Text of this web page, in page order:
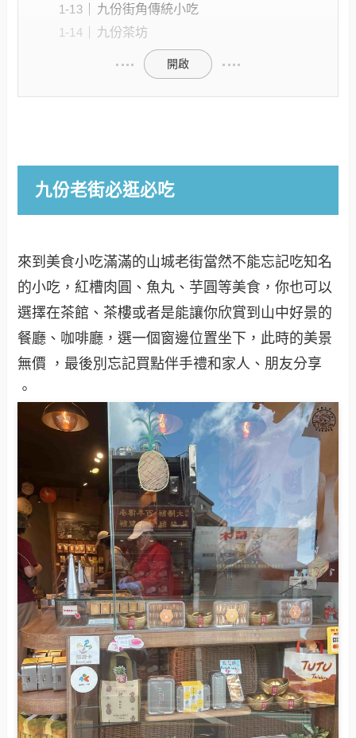
九份街角傳統小吃
九份茶坊
開啟
九份老街必逛必吃
來到美食小吃滿滿的山城老街當然不能忘記吃知名
的小吃，紅槽肉圓、魚丸、芋圓等美食，你也可以
選擇在茶館、茶樓或者是能讓你欣賞到山中好景的
餐廳、咖啡廳，選一個窗邊位置坐下，此時的美景
無價 ，最後別忘記買點伴手禮和家人、朋友分享
。